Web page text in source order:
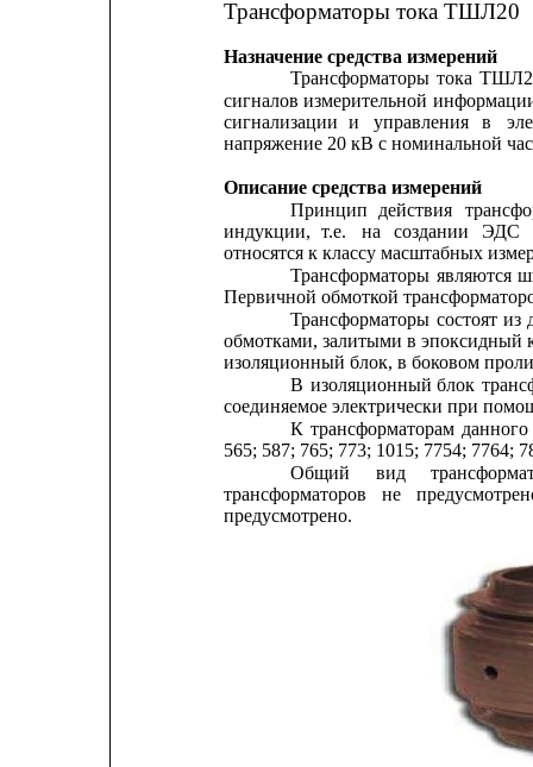
Трансформаторы тока ТШЛ20
Назначение средства измерений
Трансформаторы тока
сигналов измерительной
сигнализации и управления в
напряжение 20 кВ с номинальной
Описание средства измерений
Принцип
действия
индукции, т.е. на создании
ЭДС
относятся к классу масштабных
Трансформаторы являются
Первичной обмоткой
Трансформаторы состоят из
обмотками, залитыми в эпоксидный
изоляционный блок, в боковом
В изоляционный блок
соединяемое электрически при
К трансформаторам данного
565; 587; 765; 773; 1015; 7754; 7764;
Общий
вид
трансформаторов
не
предусмотрено.